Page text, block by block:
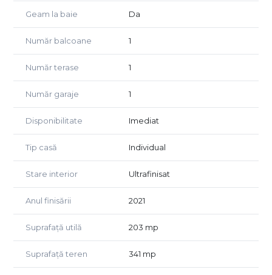
Ferestrele mari permit luminii naturale sa inunde
interiorul, evidentind frumusetea pardoselilor din lemn si
armonia cromatica a intregii locuinte. Atmosfera este
completata de detalii decorative atent alese, care confera
un aer sofisticat si relaxant.
care isi doresc un camin elegant si confortabil, intr-o zona
necesare unui stil de viata modern.
Nu ezitati sa ne contactati!
Geam la baie Da
Număr balcoane 1
Număr terase 1
Număr garaje 1
Disponibilitate Imediat
Tip casă Individual
Stare interior Ultrafinisat
Anul finisării 2021
Suprafață utilă 203 mp
Suprafață teren 341 mp